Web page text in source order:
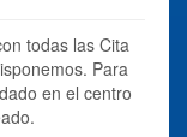
todas las Cita
Para
en el centro